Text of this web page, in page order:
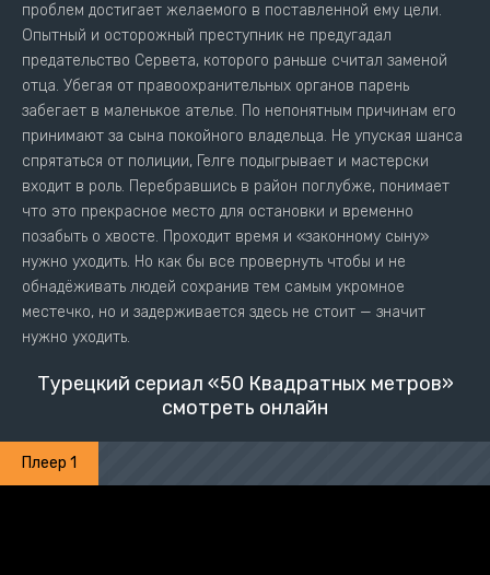
проблем достигает желаемого в поставленной ему цели.
Опытный и осторожный преступник не предугадал
предательство Сервета, которого раньше считал заменой
отца. Убегая от правоохранительных органов парень
забегает в маленькое ателье. По непонятным причинам его
принимают за сына покойного владельца. Не упуская шанса
спрятаться от полиции, Гелге подыгрывает и мастерски
входит в роль. Перебравшись в район поглубже, понимает
что это прекрасное место для остановки и временно
позабыть о хвосте. Проходит время и «законному сыну»
нужно уходить. Но как бы все провернуть чтобы и не
обнадёживать людей сохранив тем самым укромное
местечко, но и задерживается здесь не стоит — значит
нужно уходить.
Турецкий сериал «50 Квадратных метров»
смотреть онлайн
Плеер 1